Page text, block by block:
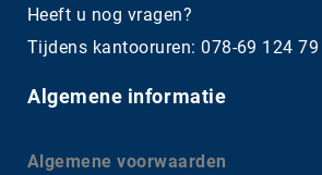
Heeft u nog vragen?
Tijdens kantooruren: 078-69 124 79
Algemene informatie
Algemene voorwaarden